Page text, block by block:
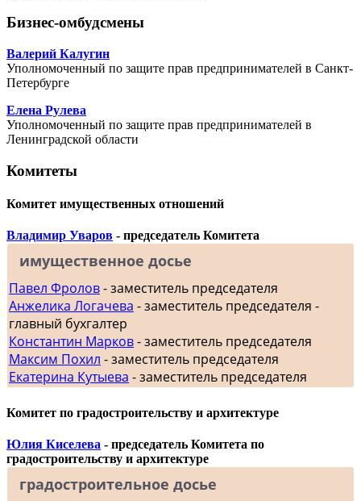
Бизнес-омбудсмены
Валерий Калугин
Уполномоченный по защите прав предпринимателей в Санкт-
Петербурге
Елена Рулева
Уполномоченный по защите прав предпринимателей в
Ленинградской области
Комитеты
Комитет имущественных отношений
Владимир Уваров - председатель Комитета
имущественное досье
Павел Фролов- заместитель председателя
Анжелика Логачева - заместитель председателя -
главный бухгалтер
Константин Марков- заместитель председателя
Максим Похил - заместитель председателя
Екатерина Кутыева - заместитель председателя
Комитет по градостроительству и архитектуре
Юлия Киселева - председатель Комитета по
градостроительству и архитектуре
градостроительное досье